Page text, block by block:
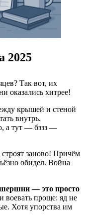
2025
Так вот, их
оказались хитрее!
крышей и стеной
внутрь.
а тут — бззз —
заново! Причём
обидел. Война
— это просто
проще: яд не
Хотя упорства им